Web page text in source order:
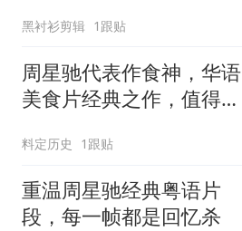
黑衬衫剪辑 1跟贴
周星驰代表作食神，华语
美食片经典之作，值得深
料定历史 1跟贴
重温周星驰经典粤语片
段，每一帧都是回忆杀